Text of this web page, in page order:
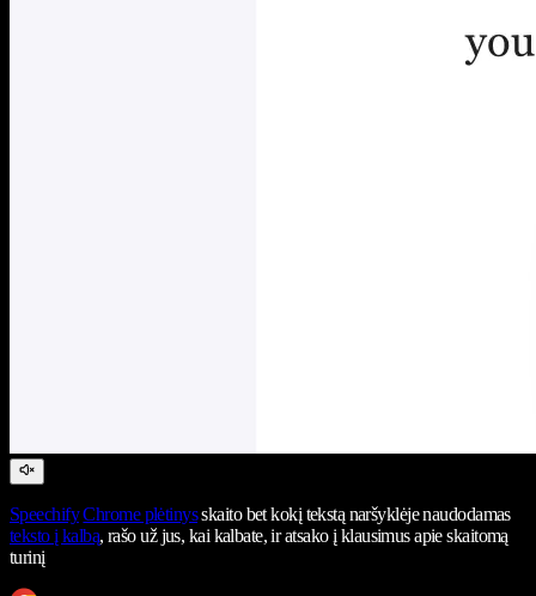
Speechify Chrome plėtinysskaito bet kokį tekstą naršyklėje naudodamas
teksto į kalbą, rašo už jus, kai kalbate, ir atsako į klausimus apie skaitomą
turinį